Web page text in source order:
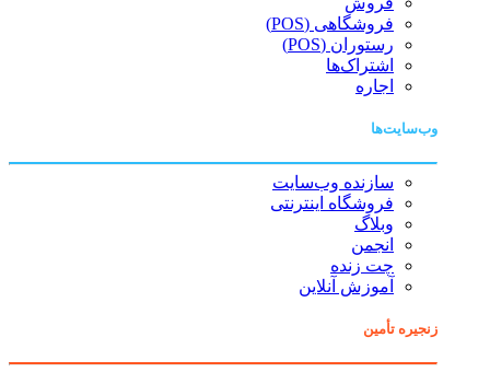
فروشگاهی (POS)
رستوران (POS)
اشتراک‌ها
اجاره
وب‌سایت‌ها
سازنده وب‌سایت
فروشگاه اینترنتی
وبلاگ
انجمن
چت زنده
آموزش آنلاین
زنجیره تأمین